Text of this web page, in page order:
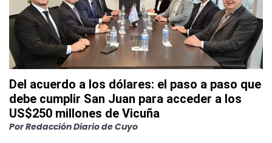
Del acuerdo a los dólares: el paso a paso que
debe cumplir San Juan para acceder a los
US$250 millones de Vicuña
PorRedacción Diario de Cuyo